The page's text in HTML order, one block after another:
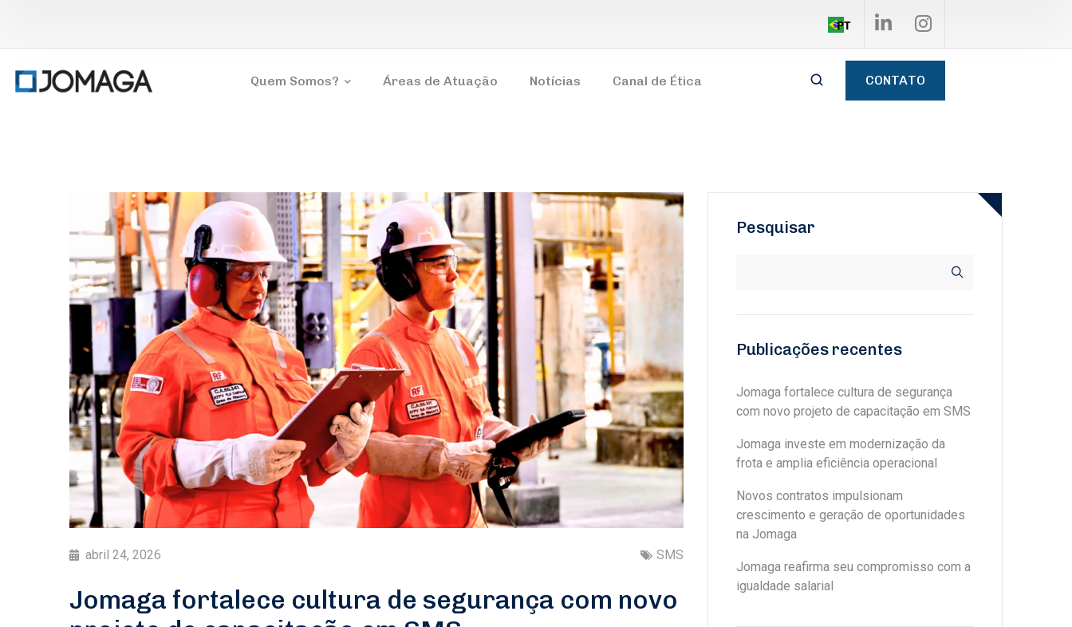
PT
Quem Somos? Áreas de Atuação Notícias Canal de Ética CONTATO
abril 24, 2026 SMS
Jomaga fortalece cultura de segurança com novo
Pesquisar
Publicações recentes
Jomaga fortalece cultura de segurança
com novo projeto de capacitação em SMS
Jomaga investe em modernização da
frota e amplia eficiência operacional
Novos contratos impulsionam
crescimento e geração de oportunidades
na Jomaga
Jomaga reafirma seu compromisso com a
igualdade salarial